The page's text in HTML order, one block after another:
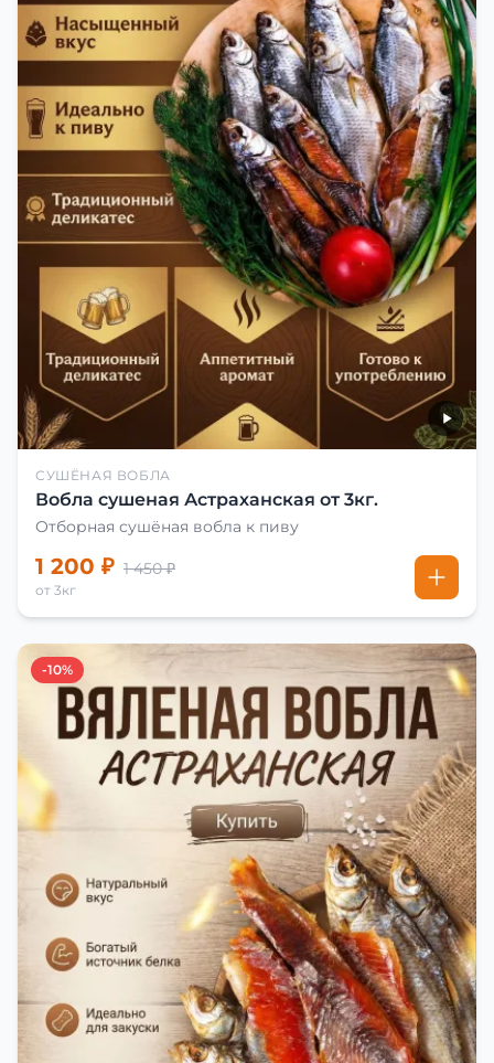
СУШЁНАЯ ВОБЛА
Вобла сушеная Астраханская от 3кг.
Отборная сушёная вобла к пиву
1 200 ₽ 1 450 ₽
от 3кг
-10%